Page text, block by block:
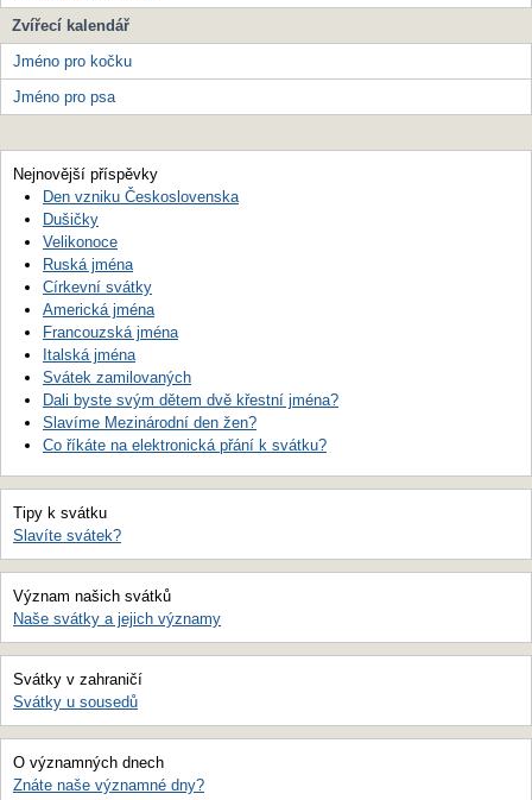
Zvířecí kalendář
Jméno pro kočku
Jméno pro psa
Nejnovější příspěvky
Den vzniku Československa
Dušičky
Velikonoce
Ruská jména
Církevní svátky
Americká jména
Francouzská jména
Italská jména
Svátek zamilovaných
Dali byste svým dětem dvě křestní jména?
Slavíme Mezinárodní den žen?
Co říkáte na elektronická přání k svátku?
Tipy k svátku
Slavíte svátek?
Význam našich svátků
Naše svátky a jejich významy
Svátky v zahraničí
Svátky u sousedů
O významných dnech
Znáte naše významné dny?